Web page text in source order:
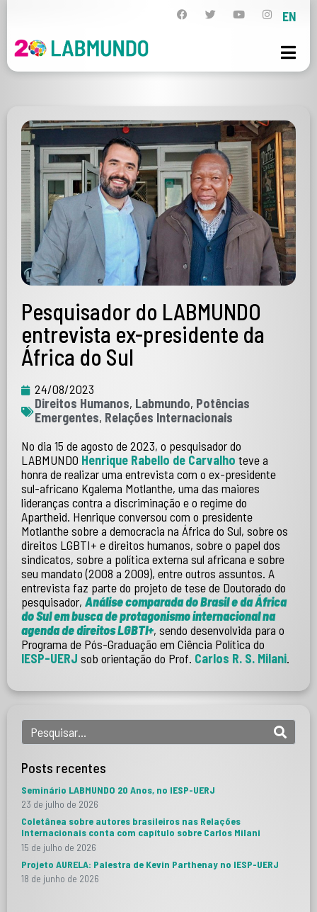
EN
Pesquisador do LABMUNDO
entrevista ex-presidente da
África do Sul
24/08/2023
Direitos Humanos, Labmundo, Potências
Emergentes, Relações Internacionais
No dia 15 de agosto de 2023, o pesquisador do
LABMUNDO Henrique Rabello de Carvalho teve a
honra de realizar uma entrevista com o ex-presidente
sul-africano Kgalema Motlanthe, uma das maiores
lideranças contra a discriminação e o regime do
Apartheid. Henrique conversou com o presidente
Motlanthe sobre a democracia na África do Sul, sobre os
direitos LGBTI+ e direitos humanos, sobre o papel dos
sindicatos, sobre a política externa sul africana e sobre
seu mandato (2008 a 2009), entre outros assuntos. A
entrevista faz parte do projeto de tese de Doutorado do
pesquisador, Análise comparada do Brasil e da África
do Sul em busca de protagonismo internacional na
agenda de direitos LGBTI+, sendo desenvolvida para o
Programa de Pós-Graduação em Ciência Política do
IESP-UERJ sob orientação do Prof. Carlos R. S. Milani.
Posts recentes
Seminário LABMUNDO 20 Anos, no IESP-UERJ
23 de julho de 2026
Coletânea sobre autores brasileiros nas Relações
Internacionais conta com capítulo sobre Carlos Milani
15 de julho de 2026
Projeto AURELA: Palestra de Kevin Parthenay no IESP-UERJ
18 de junho de 2026